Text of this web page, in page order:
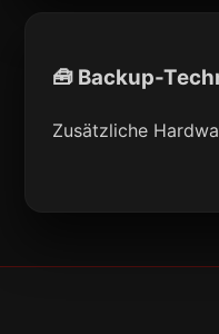
🧰 Backup-
Zusätzliche